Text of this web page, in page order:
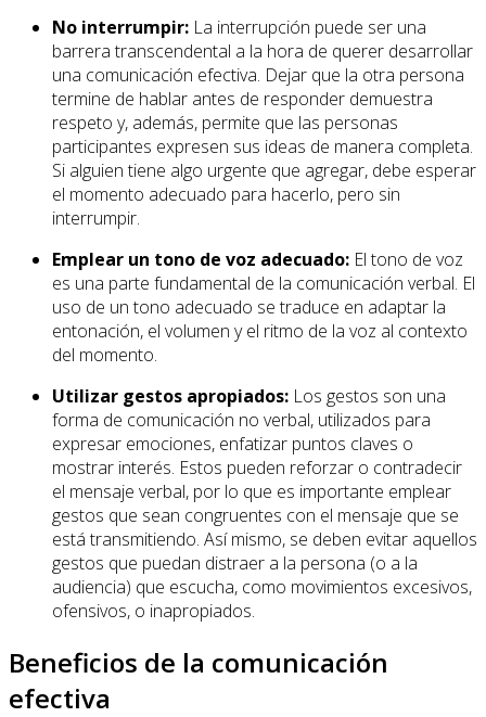
No interrumpir: La interrupción puede ser una
barrera transcendental a la hora de querer desarrollar
una comunicación efectiva. Dejar que la otra persona
termine de hablar antes de responder demuestra
respeto y, además, permite que las personas
participantes expresen sus ideas de manera completa.
Si alguien tiene algo urgente que agregar, debe esperar
el momento adecuado para hacerlo, pero sin
interrumpir.
Emplear un tono de voz adecuado: El tono de voz
es una parte fundamental de la comunicación verbal. El
uso de un tono adecuado se traduce en adaptar la
entonación, el volumen y el ritmo de la voz al contexto
del momento.
Utilizar gestos apropiados: Los gestos son una
forma de comunicación no verbal, utilizados para
expresar emociones, enfatizar puntos claves o
mostrar interés. Estos pueden reforzar o contradecir
el mensaje verbal, por lo que es importante emplear
gestos que sean congruentes con el mensaje que se
está transmitiendo. Así mismo, se deben evitar aquellos
gestos que puedan distraer a la persona (o a la
audiencia) que escucha, como movimientos excesivos,
ofensivos, o inapropiados.
Beneficios de la comunicación
efectiva